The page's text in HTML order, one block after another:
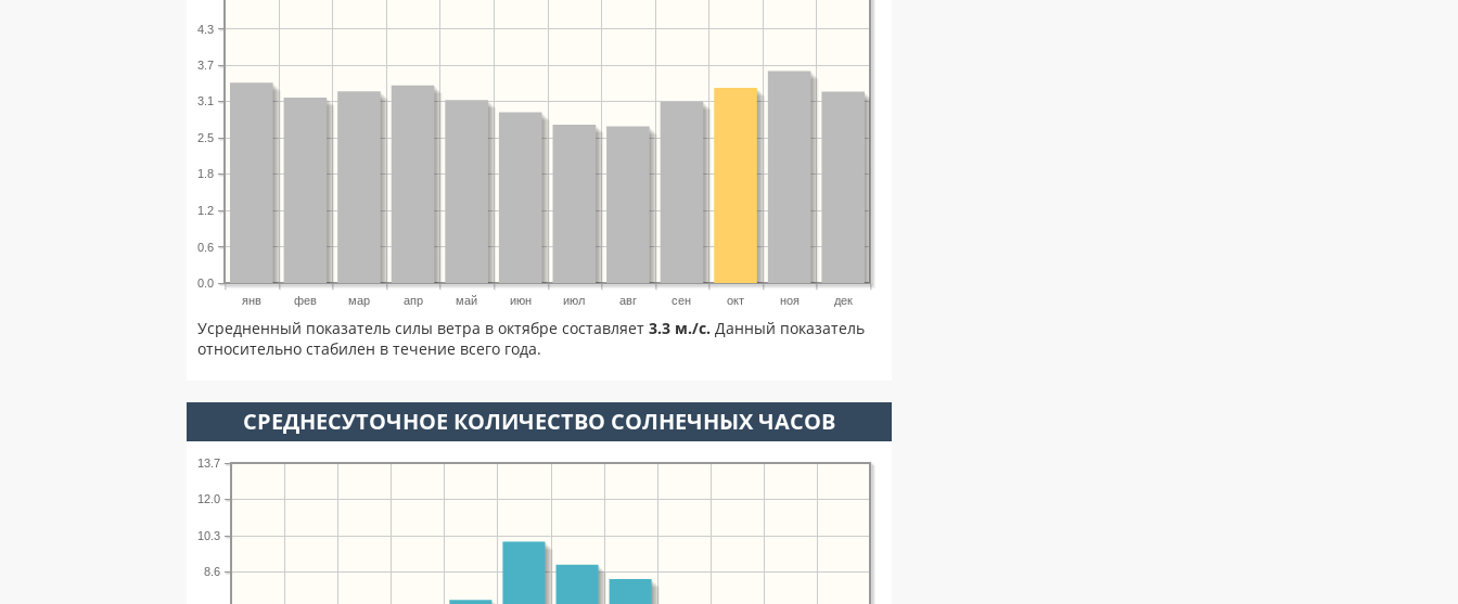
янв фев мар апр май июн июл авг сен окт ноя дек
0.0
0.6
1.2
1.8
2.5
3.1
3.7
4.3
Усредненный показатель силы ветра в октябре составляет 3.3 м./с. Данный показатель
относительно стабилен в течение всего года.
СРЕДНЕСУТОЧНОЕ КОЛИЧЕСТВО СОЛНЕЧНЫХ ЧАСОВ
8.6
10.3
12.0
13.7